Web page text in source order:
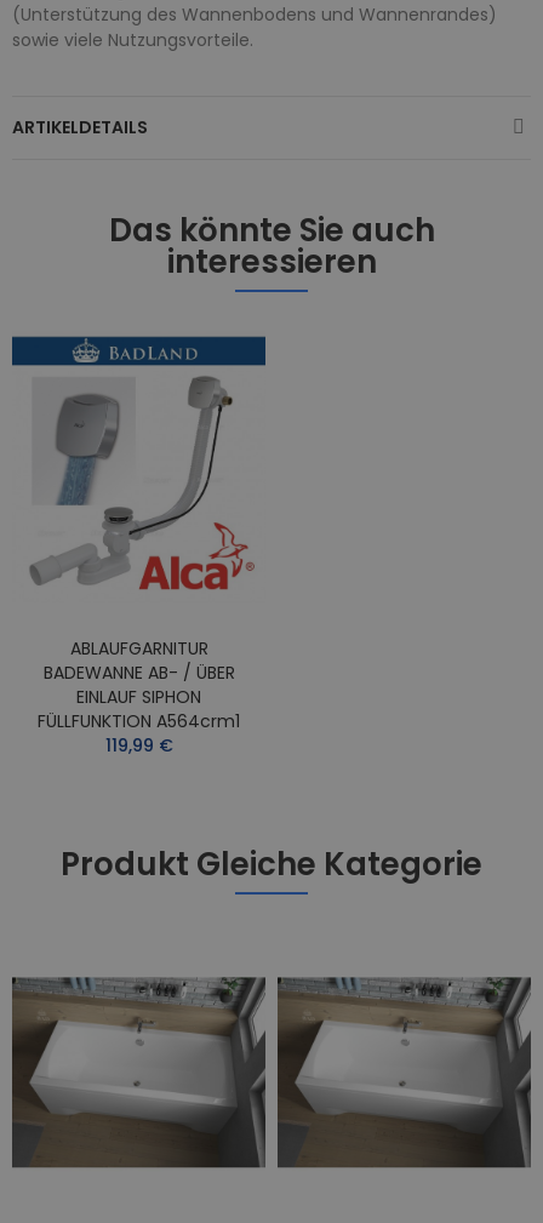
(Unterstützung des Wannenbodens und Wannenrandes)
sowie viele Nutzungsvorteile.
ARTIKELDETAILS
Das könnte Sie auch
interessieren
ABLAUFGARNITUR
BADEWANNE AB- / ÜBER
EINLAUF SIPHON
FÜLLFUNKTION A564crm1
119,99 €
Produkt Gleiche Kategorie